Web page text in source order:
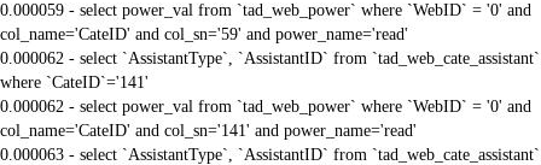
0.000059 - select power_val from `tad_web_power` where `WebID` = '0' and
col_name='CateID' and col_sn='59' and power_name='read'
0.000062 - select `AssistantType`, `AssistantID` from `tad_web_cate_assistant`
where `CateID`='141'
0.000062 - select power_val from `tad_web_power` where `WebID` = '0' and
col_name='CateID' and col_sn='141' and power_name='read'
0.000063 - select `AssistantType`, `AssistantID` from `tad_web_cate_assistant`